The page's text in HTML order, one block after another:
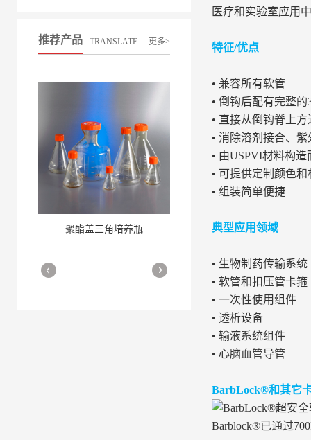
推荐产品 TRANSLATE 更多>
聚酯盖三角培养瓶
三角培养瓶
医疗和实验室应用
特征/优点
• 兼容所有软管
• 倒钩后配有完整
• 直接从倒钩脊上
• 消除溶剂接合、
• 由USPVI材料构造
• 可提供定制颜色
• 组装简单便捷
典型应用领域
• 生物制药传输系统
• 软管和扣压管卡箍
• 一次性使用组件
• 透析设备
• 输液系统组件
• 心脑血管导管
BarbLock®和其它
Barblock®已通过